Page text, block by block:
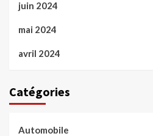
juin 2024
mai 2024
avril 2024
Catégories
Automobile